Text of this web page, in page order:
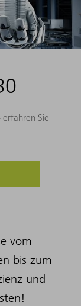
Sie
vom
bis zum
und